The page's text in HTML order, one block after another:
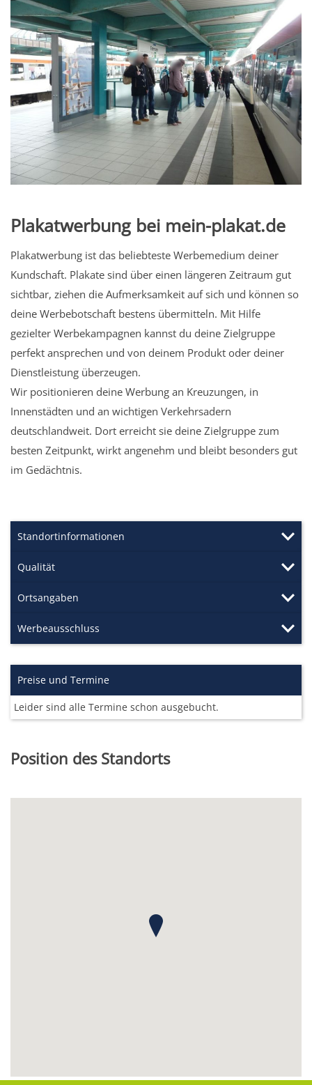
Plakatwerbung bei mein-plakat.de
Plakatwerbung ist das beliebteste Werbemedium deiner
Kundschaft. Plakate sind über einen längeren Zeitraum gut
sichtbar, ziehen die Aufmerksamkeit auf sich und können so
deine Werbebotschaft bestens übermitteln. Mit Hilfe
gezielter Werbekampagnen kannst du deine Zielgruppe
perfekt ansprechen und von deinem Produkt oder deiner
Dienstleistung überzeugen.
Wir positionieren deine Werbung an Kreuzungen, in
Innenstädten und an wichtigen Verkehrsadern
deutschlandweit. Dort erreicht sie deine Zielgruppe zum
besten Zeitpunkt, wirkt angenehm und bleibt besonders gut
im Gedächtnis.
Standortinformationen
Qualität
Ortsangaben
Werbeausschluss
Preise und Termine
Leider sind alle Termine schon ausgebucht.
Position des Standorts